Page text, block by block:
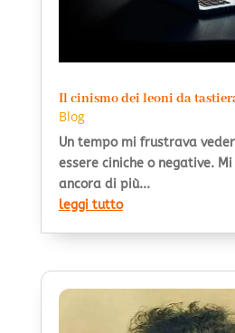
Il cinismo dei leoni da
Blog
Un tempo mi frustrava
essere ciniche o negative.
ancora di più...
leggi tutto